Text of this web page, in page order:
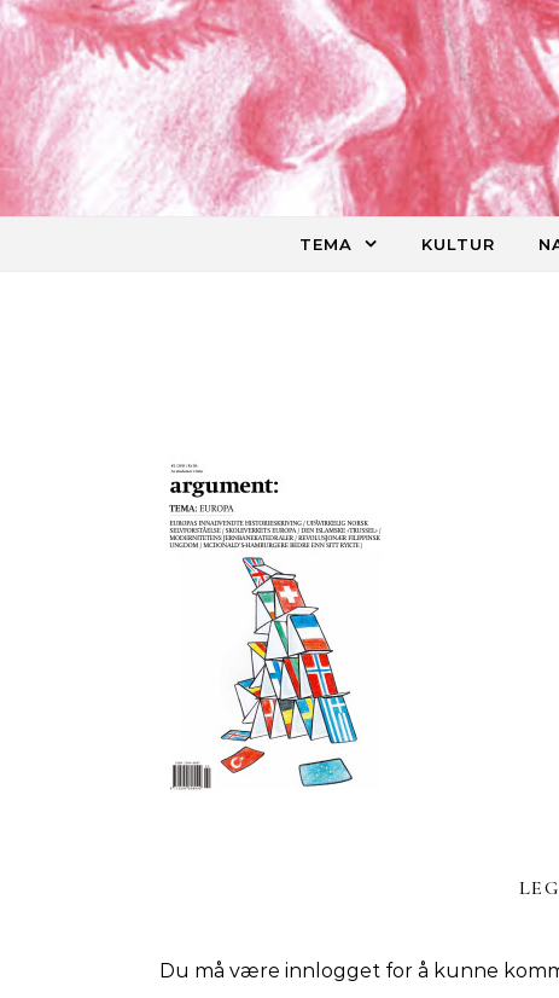
Skip to content
TEMA KULTUR
Du må være innlogget for å kunne